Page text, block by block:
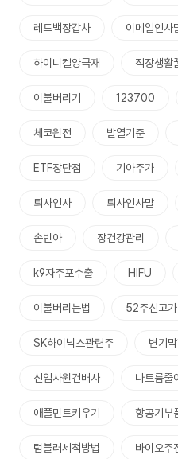
레드백장갑차 이메일인사
하이니켈양극재 직장생활
이불버리기 123700
체코원전 발열기준
ETF장단점 기아주가
퇴사인사 퇴사인사말
손빈아 장건강관리
k9자주포수출 HIFU
이불버리는법 52주신고가
SK하이닉스관련주 변기
신입사원건배사 나트륨줄
애플민트키우기 항공기부
텀블러세척방법 바이오주